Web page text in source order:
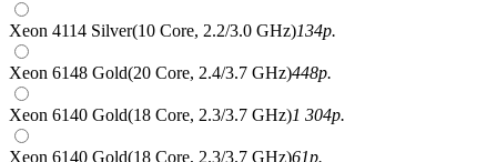
Xeon 4114 Silver(10 Core, 2.2/3.0 GHz)134р.
Xeon 6148 Gold(20 Core, 2.4/3.7 GHz)448р.
Xeon 6140 Gold(18 Core, 2.3/3.7 GHz)1 304р.
Xeon 6140 Gold(18 Core, 2.3/3.7 GHz)61р.